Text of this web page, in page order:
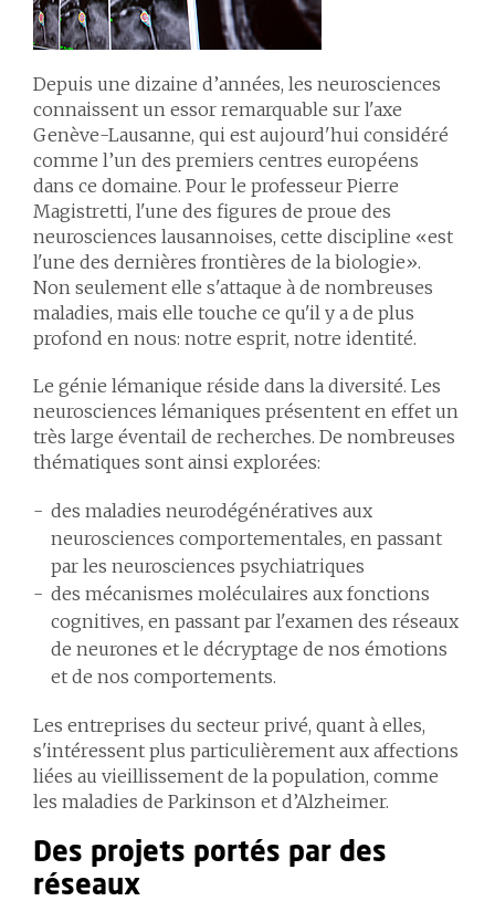
Depuis une dizaine d’années, les neurosciences
connaissent un essor remarquable sur l'axe
Genève-Lausanne, qui est aujourd'hui considéré
comme l’un des premiers centres européens
dans ce domaine. Pour le professeur Pierre
Magistretti, l'une des figures de proue des
neurosciences lausannoises, cette discipline «est
l'une des dernières frontières de la biologie».
Non seulement elle s'attaque à de nombreuses
maladies, mais elle touche ce qu'il y a de plus
profond en nous: notre esprit, notre identité.
Le génie lémanique réside dans la diversité. Les
neurosciences lémaniques présentent en effet un
très large éventail de recherches. De nombreuses
thématiques sont ainsi explorées:
des maladies neurodégénératives aux
neurosciences comportementales, en passant
par les neurosciences psychiatriques
des mécanismes moléculaires aux fonctions
cognitives, en passant par l'examen des réseaux
de neurones et le décryptage de nos émotions
et de nos comportements.
Les entreprises du secteur privé, quant à elles,
s'intéressent plus particulièrement aux affections
liées au vieillissement de la population, comme
les maladies de Parkinson et d’Alzheimer.
Des projets portés par des
réseaux